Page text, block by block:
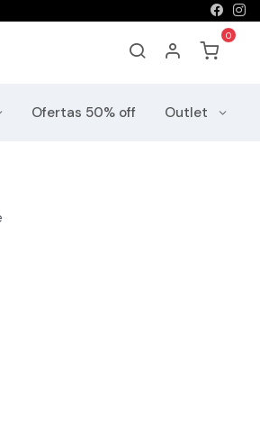
Ofertas 50% off Outlet